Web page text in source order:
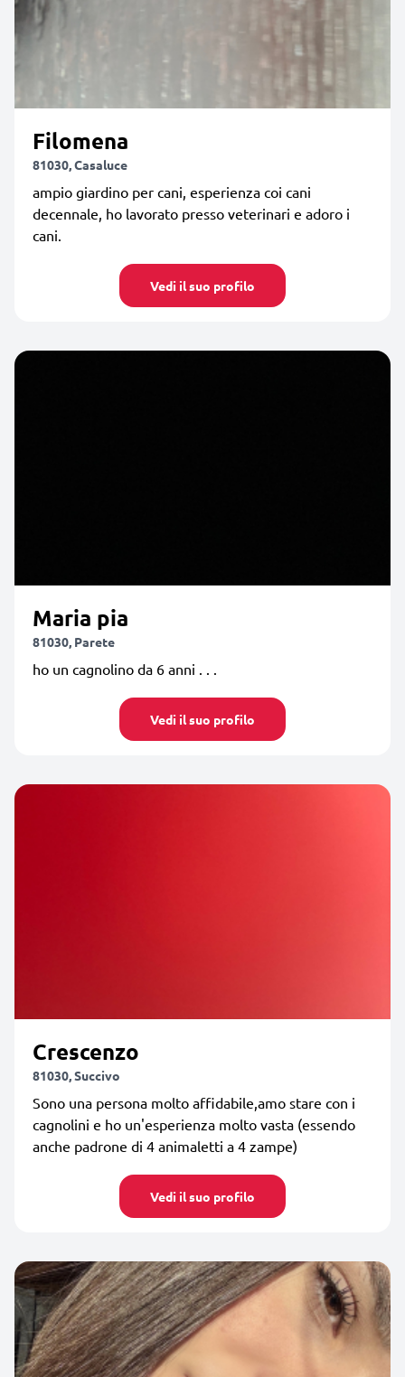
Filomena
81030, Casaluce
ampio giardino per cani, esperienza coi cani
decennale, ho lavorato presso veterinari e adoro i
cani.
Vedi il suo profilo
Maria pia
81030, Parete
ho un cagnolino da 6 anni . . .
Vedi il suo profilo
Crescenzo
81030, Succivo
Sono una persona molto affidabile,amo stare con i
cagnolini e ho un'esperienza molto vasta (essendo
anche padrone di 4 animaletti a 4 zampe)
Vedi il suo profilo